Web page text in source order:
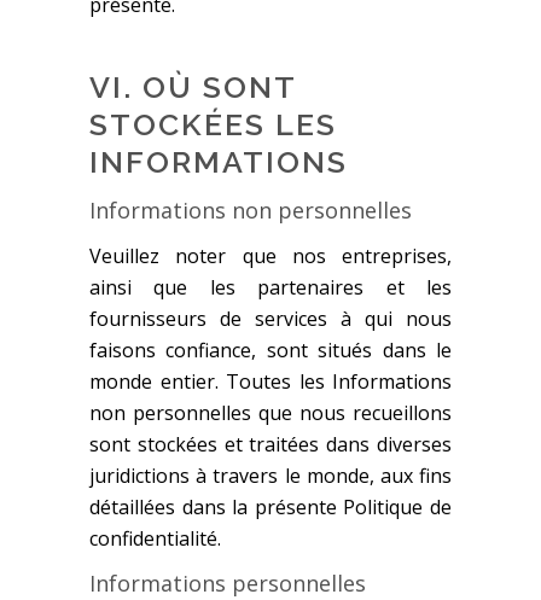
VI. OÙ SONT
STOCKÉES LES
INFORMATIONS
Informations non personnelles
Veuillez noter que nos entreprises,
ainsi que les partenaires et les
fournisseurs de services à qui nous
faisons confiance, sont situés dans le
monde entier. Toutes les Informations
non personnelles que nous recueillons
sont stockées et traitées dans diverses
juridictions à travers le monde, aux fins
détaillées dans la présente Politique de
confidentialité.
Informations personnelles